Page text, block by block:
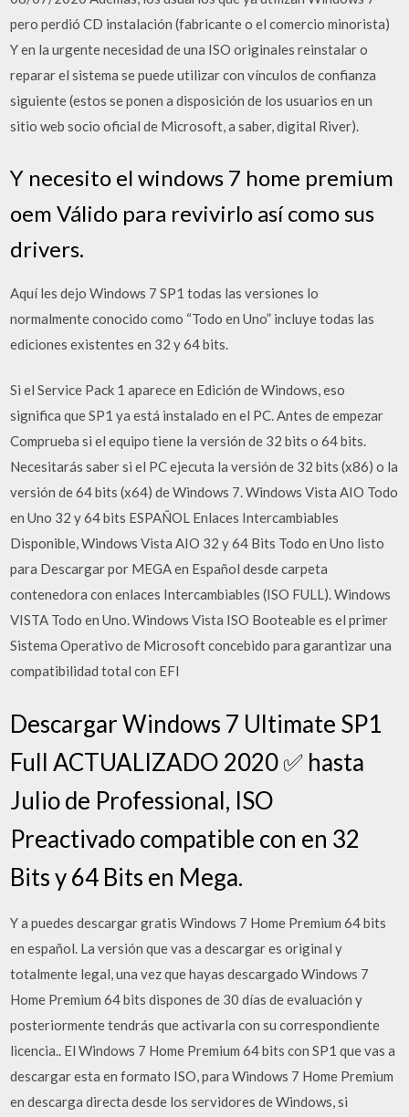
pero perdió CD instalación (fabricante o el comercio minorista)
Y en la urgente necesidad de una ISO originales reinstalar o
reparar el sistema se puede utilizar con vínculos de confianza
siguiente (estos se ponen a disposición de los usuarios en un
sitio web socio oficial de Microsoft, a saber, digital River).
Y necesito el windows 7 home premium
oem Válido para revivirlo así como sus
drivers.
Aquí les dejo Windows 7 SP1 todas las versiones lo
normalmente conocido como “Todo en Uno” incluye todas las
ediciones existentes en 32 y 64 bits.
Si el Service Pack 1 aparece en Edición de Windows, eso
significa que SP1 ya está instalado en el PC. Antes de empezar
Comprueba si el equipo tiene la versión de 32 bits o 64 bits.
Necesitarás saber si el PC ejecuta la versión de 32 bits (x86) o la
versión de 64 bits (x64) de Windows 7. Windows Vista AIO Todo
en Uno 32 y 64 bits ESPAÑOL Enlaces Intercambiables
Disponible, Windows Vista AIO 32 y 64 Bits Todo en Uno listo
para Descargar por MEGA en Español desde carpeta
contenedora con enlaces Intercambiables (ISO FULL). Windows
VISTA Todo en Uno. Windows Vista ISO Booteable es el primer
Sistema Operativo de Microsoft concebido para garantizar una
compatibilidad total con EFI
Descargar Windows 7 Ultimate SP1
Full ACTUALIZADO 2020 ✅ hasta
Julio de Professional, ISO
Preactivado compatible con en 32
Bits y 64 Bits en Mega.
Y a puedes descargar gratis Windows 7 Home Premium 64 bits
en español. La versión que vas a descargar es original y
totalmente legal, una vez que hayas descargado Windows 7
Home Premium 64 bits dispones de 30 días de evaluación y
posteriormente tendrás que activarla con su correspondiente
licencia.. El Windows 7 Home Premium 64 bits con SP1 que vas a
descargar esta en formato ISO, para Windows 7 Home Premium
en descarga directa desde los servidores de Windows, si